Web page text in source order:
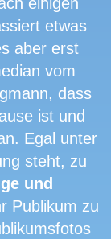
etwas
aber erst
vom
dass
ist und
Egal unter
steht, zu
und
Publikum zu